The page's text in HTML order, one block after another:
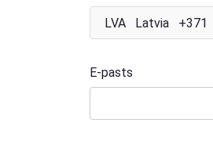
LVA Latvia +371
E-pasts